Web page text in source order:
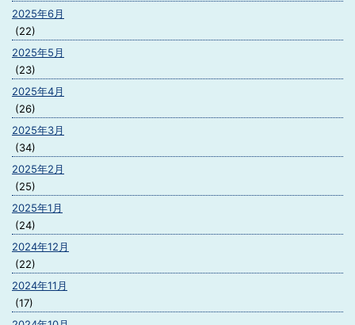
2025年6月
(22)
2025年5月
(23)
2025年4月
(26)
2025年3月
(34)
2025年2月
(25)
2025年1月
(24)
2024年12月
(22)
2024年11月
(17)